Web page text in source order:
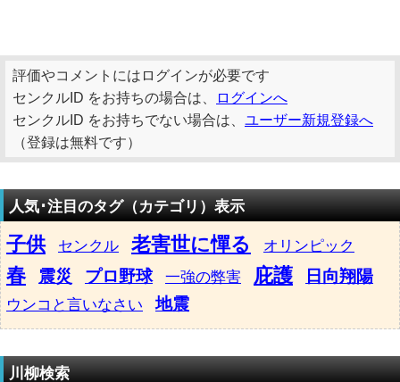
評価やコメントにはログインが必要です
センクルID をお持ちの場合は、
ログインへ
センクルID をお持ちでない場合は、 ユーザー新規登録へ
（登録は無料です）
人気･注目のタグ（カテゴリ）表示
子供 センクル 老害世に憚る オリンピック
春 震災 プロ野球 一強の弊害 庇護 日向翔陽
ウンコと言いなさい 地震
川柳検索